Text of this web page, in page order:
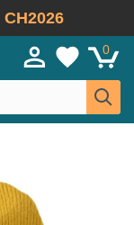
CH2026
0